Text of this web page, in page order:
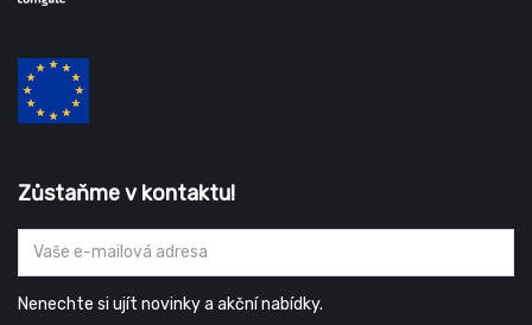
Zůstaňme v kontaktu!
Nenechte si ujít novinky a akční nabídky.